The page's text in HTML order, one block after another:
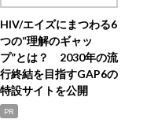
HIV/エイズにまつわる6
つの“理解のギャッ
プ”とは？ 2030年の流
行終結を目指すGAP6の
特設サイトを公開
PR